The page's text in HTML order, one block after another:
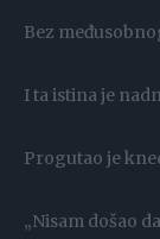
Bez
I ta istina je
Progutao je
„Nisam došao